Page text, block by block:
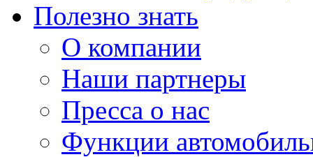
Полезно знать
О компании
Наши партнеры
Пресса о нас
Функции